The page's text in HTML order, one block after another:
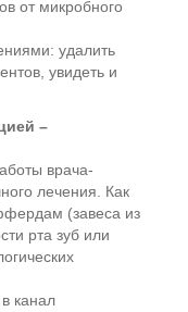
от микробного
удалить
увидеть и
–
врача-
лечения. Как
(завеса из
рта зуб или
канал